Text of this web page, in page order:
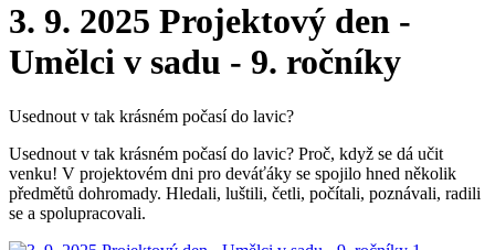
3. 9. 2025 Projektový den -
Umělci v sadu - 9. ročníky
Usednout v tak krásném počasí do lavic?
Usednout v tak krásném počasí do lavic? Proč, když se dá učit
venku! V projektovém dni pro deváťáky se spojilo hned několik
předmětů dohromady. Hledali, luštili, četli, počítali, poznávali, radili
se a spolupracovali.